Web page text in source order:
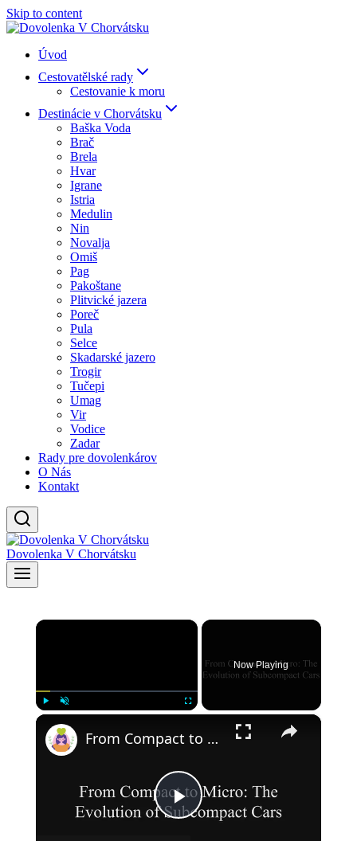
Skip to content
Úvod
Cestovatělské rady
Cestovanie k moru
Destinácie v Chorvátsku
Baška Voda
Brač
Brela
Hvar
Igrane
Istria
Medulin
Nin
Novalja
Omiš
Pag
Pakoštane
Plitvické jazera
Poreč
Pula
Selce
Skadarské jazero
Trogir
Tučepi
Umag
Vir
Vodice
Zadar
Rady pre dovolenkárov
O Nás
Kontakt
Dovolenka V Chorvátsku
×
Now Playing
×
Play
From Compact to Micro: The Evolution of Subcompact Cars